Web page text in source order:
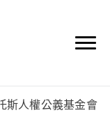
斯人權公義基金會